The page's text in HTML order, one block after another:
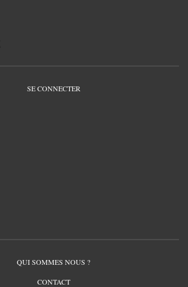
SE CONNECTER
QUI SOMMES NOUS ?
CONTACT